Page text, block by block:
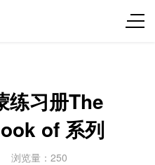
练习册The
of 系列
浏览量：250